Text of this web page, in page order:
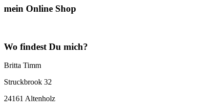
mein Online Shop
Wo findest Du mich?
Britta Timm
Struckbrook 32
24161 Altenholz